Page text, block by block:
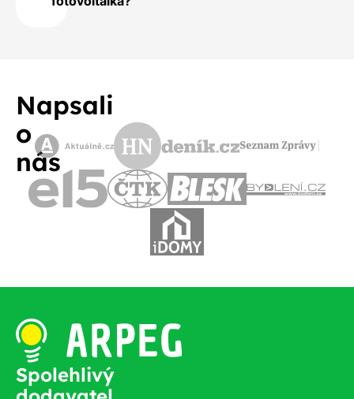
Napsali
o
nás
Spolehlivý